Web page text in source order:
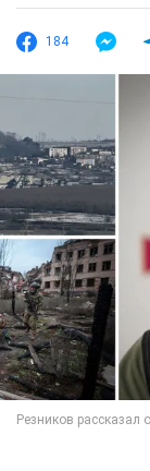
184